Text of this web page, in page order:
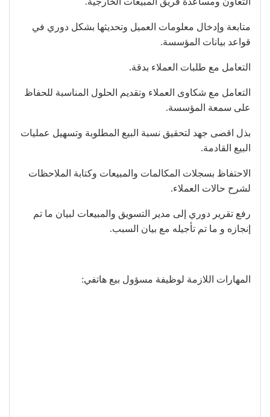
متابعة وإدخال معلومات العميل وتحديثها بشكل دوري في
قواعد بيانات المؤسسة.
التعامل مع طلبات العملاء بدقة.
التعامل مع شكاوى العملاء وتقديم الحلول المناسبة للحفاظ
على سمعة المؤسسة.
بذل اقصى جهد لتحقيق نسبة البيع المطلوبة وتسهيل عمليات
البيع القادمة.
الاحتفاظ بسجلات المكالمات والمبيعات وكتابة الملاحظات
لشرح حالات العملاء.
رفع تقرير دوري إلى مدير التسويق والمبيعات لبيان ما تم
إنجازه و ما تم تأجيله مع بيان السبب.
المهارات اللازمة لوظيفة مسؤول بيع هاتفي: